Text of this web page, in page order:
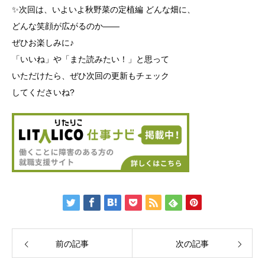
✨次回は、いよいよ秋野菜の定植編 どんな畑に、
どんな笑顔が広がるのか——
ぜひお楽しみに♪
「いいね」や「また読みたい！」と思って
いただけたら、ぜひ次回の更新もチェック
してくださいね?
前の記事 次の記事